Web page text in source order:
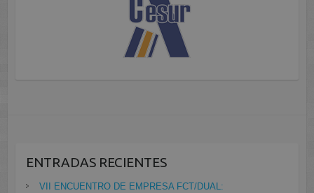
ENTRADAS RECIENTES
VII ENCUENTRO DE EMPRESA FCT/DUAL: